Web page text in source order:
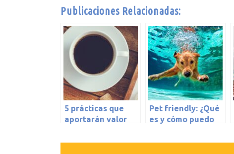
Publicaciones Relacionadas:
5 prácticas que
aportarán valor
and Breakfast
Pet friendly: ¿Qué
es y cómo puedo
mi hotel?